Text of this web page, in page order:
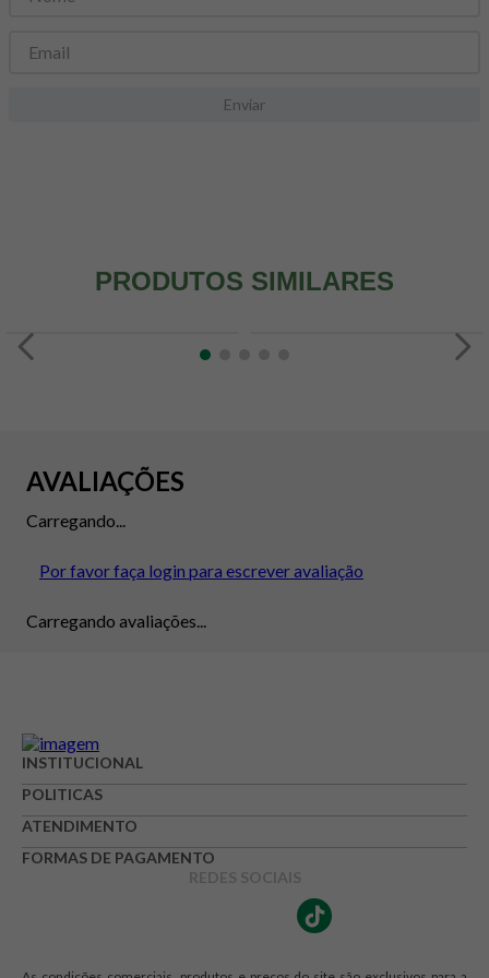
Enviar
PRODUTOS SIMILARES
AVALIAÇÕES
Carregando...
Por favor faça login para escrever avaliação
Carregando avaliações...
INSTITUCIONAL
POLITICAS
ATENDIMENTO
FORMAS DE PAGAMENTO
REDES SOCIAIS
8º snack proteico mundo verde
9 psyllium